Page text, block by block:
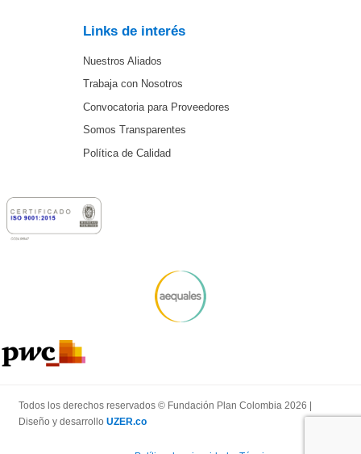
Links de interés
Nuestros Aliados
Trabaja con Nosotros
Convocatoria para Proveedores
Somos Transparentes
Política de Calidad
Todos los derechos reservados © Fundación Plan Colombia 2026 |
Diseño y desarrollo UZER.co